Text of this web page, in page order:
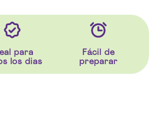
para
los dias
Fácil de
preparar